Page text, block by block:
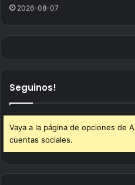
2026-08-07
Seguinos!
Vaya a la página de opciones de
cuentas sociales.